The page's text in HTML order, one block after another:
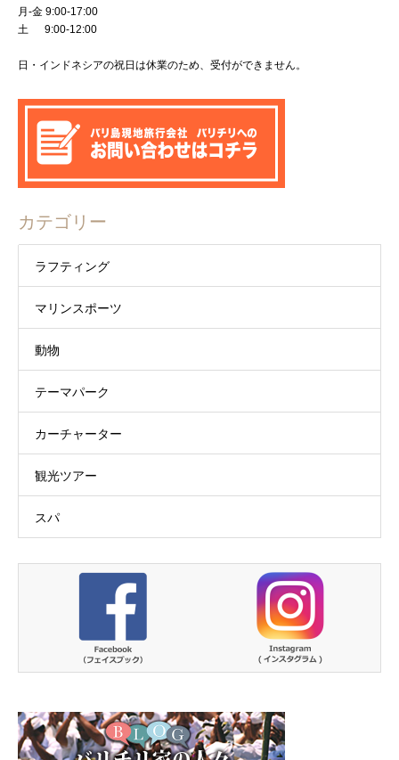
月-金 9:00-17:00
土 9:00-12:00
日・インドネシアの祝日は休業のため、受付ができません。
カテゴリー
ラフティング
マリンスポーツ
動物
テーマパーク
カーチャーター
観光ツアー
スパ